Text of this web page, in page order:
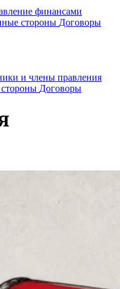
финансами
стороны Договоры
и члены правления
Договоры